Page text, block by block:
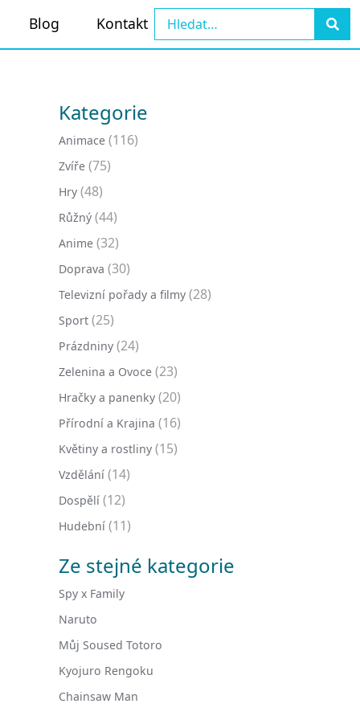
Blog Kontakt
Kategorie
Animace (116)
Zvíře (75)
Hry (48)
Růžný (44)
Anime (32)
Doprava (30)
Televizní pořady a filmy (28)
Sport (25)
Prázdniny (24)
Zelenina a Ovoce (23)
Hračky a panenky (20)
Přírodní a Krajina (16)
Květiny a rostliny (15)
Vzdělání (14)
Dospělí (12)
Hudební (11)
Ze stejné kategorie
Spy x Family
Naruto
Můj Soused Totoro
Kyojuro Rengoku
Chainsaw Man